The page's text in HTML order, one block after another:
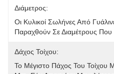
Διάμετρος:
Οι Κυλικοί Σωλήνες Από
Παραχθούν Σε Διαμέτρους
Δάχος Τοίχου:
Το Μέγιστο Πάχος Του Τοίχου